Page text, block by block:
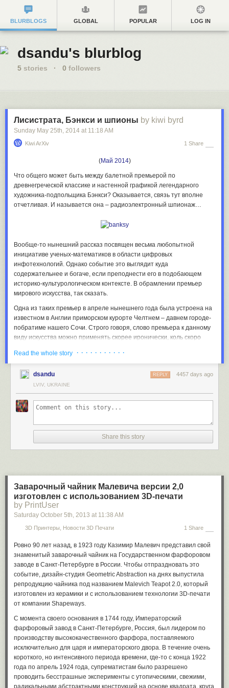
BLURBLOGS GLOBAL POPULAR LOG IN
dsandu's blurblog
5 stories · 0 followers
Лисистрата, Бэнкси и шпионы by kiwi byrd
Sunday May 25th, 2014 at 11:18 AM
Kiwi ArXiv 1 Share
(Май 2014)
Что общего может быть между балетной премьерой по
древнегреческой классике и настенной графикой легендарного
художника-подпольщика Бэнкси? Оказывается, связь тут вполне
отчетливая. И называется она – радиоэлектронный шпионаж…
Вообще-то нынешний рассказ посвящен весьма любопытной
инициативе ученых-математиков в области цифровых
инфотехнологий. Однако событие это выглядит куда
содержательнее и богаче, если преподнести его в подобающем
историко-культурологическом контексте. В обрамлении премьер
мирового искусства, так сказать.
Одна из таких премьер в апреле нынешнего года была устроена на
известном в Англии приморском курорте Челтнем – давнем городе-
побратиме нашего Сочи. Строго говоря, слово премьера к данному
виду искусства можно применять скорее иронически, коль скоро
надписей, которые обычно по ночам малюют на стенах всякие
Однако среди авторов ночной настенной графики встречаются, как
владеющие техникой, но и способные с ее помощью доносить до
зрителей вполне ясные идеи. Самым даровитым среди таких
известного в мире под ником Бэнкси.
И вот именно он-то, по единодушному мнению экспертов уличного
телефонной будки. И изображает группу секретных агентов
спецслужб, которые с неподдельным интересом и с помощью
различных технических средств шпионят за работой телефона…
Москве, и на первый взгляд не имеет абсолютно никакого
отношения к уличному творчеству Бэнкси в Англии. Ибо здесь речь
идет о новом балетном спектакле «Лисистрата», который
представил Театр классического балета Владимира Василёва и
Наталии Касаткиной на сцене Государственного Кремлевского
дворца.
В основе спектакля лежит знаменитая одноименная комедия
древнегреческого драматурга Аристофана, созданная еще в V веке
до нашей эры, но за прошедшие с той поры два с половиной
тысячелетия ничуть не утратившая своей актуальности.
Сюжет пьесы (если кто вдруг не в курсе) закручен вокруг
замечательной женщины Лисистраты, которая придумала весьма
оригинальный способ для того, чтобы остановить, наконец, сильно
затянувшуюся и бесконечно измучившую весь народ войну между
Спартой и Афинами.
Read the whole story · · · · · · · · · · ·
dsandu 4457 days ago
REPLY
LVIV, UKRAINE
Share this story
Заварочный чайник Малевича версии 2,0
изготовлен с использованием 3D-печати
by PrintUser
Saturday October 5th, 2013 at 11:38 AM
3D Принтеры, Новости 3D Печати 1 Share
Ровно 90 лет назад, в 1923 году Казимир Малевич представил свой ​​
знаменитый заварочный чайник на Государственном фарфоровом
заводе в Санкт-Петербурге в России. Чтобы отпраздновать это
событие, дизайн-студия Geometric Abstraction на днях выпустила
репродукцию чайника под названием Malevich Teapot 2.0, который
изготовлен из керамики и с использованием технологии 3D-печати
от компании Shapeways.
С момента своего основания в 1744 году, Императорский
фарфоровый завод в Санкт-Петербурге, Россия, был лидером по
производству высококачественного фарфора, поставляемого
исключительно для царя и императорского двора. В течение очень
короткого, но интенсивного периода времени, где-то с конца 1922
года по апрель 1924 года, супрематистам было разрешено
проводить бесстрашные эксперименты с утопическими, свежими,
радикальными абстрактными конструкций на основе квадрата, круга